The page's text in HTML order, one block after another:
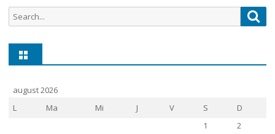
Search
for:
august 2026
L
Ma Mi J V S
D
1
2